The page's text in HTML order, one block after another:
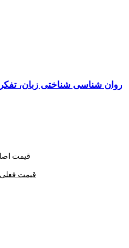
روان شناسی شناختی زبان،
قیمت اصلی کتاب
قیمت فعلی کتاب